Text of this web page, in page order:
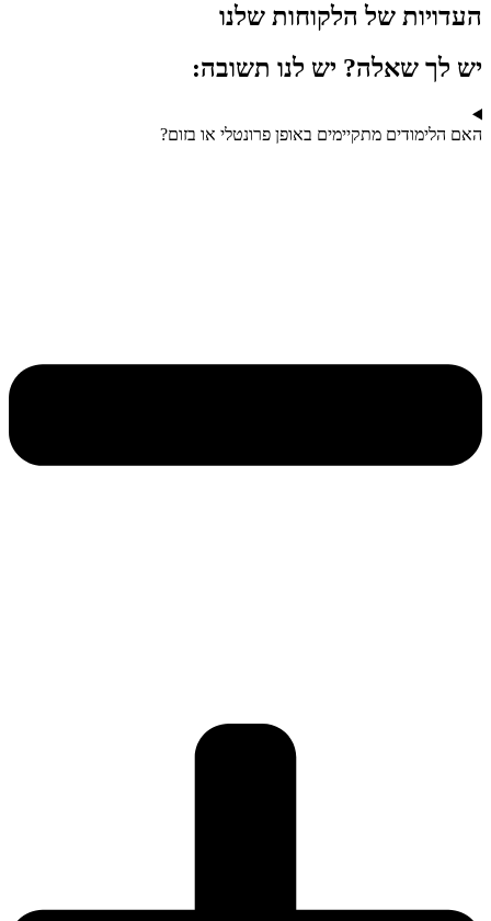
העדויות של הלקוחות שלנו
יש לך שאלה? יש לנו תשובה:
האם הלימודים מתקיימים באופן פרונטלי או בזום?